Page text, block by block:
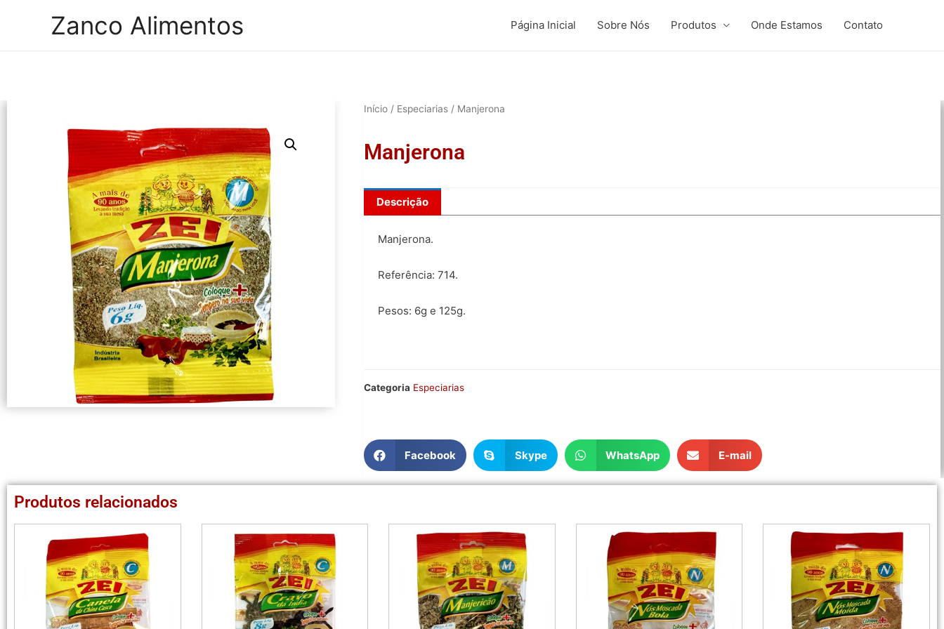
Zanco Alimentos Página Inicial Sobre Nós Produtos Onde Estamos Contato
Início/ Especiarias/ Manjerona
Manjerona
Descrição
Manjerona.
Referência: 714.
Pesos: 6g e 125g.
Categoria Especiarias
Facebook Skype WhatsApp E-mail
Produtos relacionados